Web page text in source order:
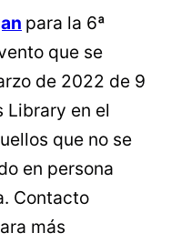
para la 6ª
que se
de 2022 de 9
Library en el
que no se
en persona
Contacto
más